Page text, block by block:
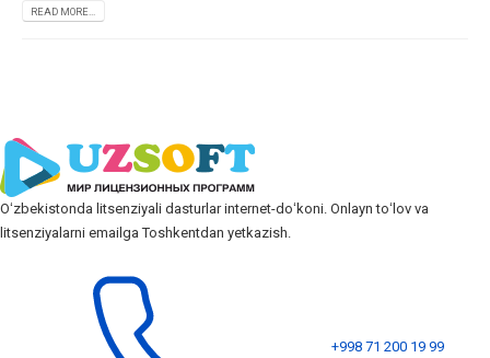
READ MORE...
Oʻzbekistonda litsenziyali dasturlar internet-doʻkoni. Onlayn toʻlov va
litsenziyalarni emailga Toshkentdan yetkazish.
+998 71 200 19 99